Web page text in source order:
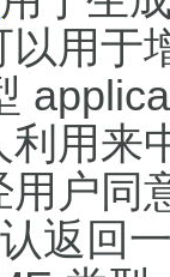
用于
用来
户同
返回